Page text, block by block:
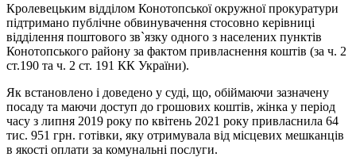
Кролевецьким відділом Конотопської окружної прокуратури
підтримано публічне обвинувачення стосовно керівниці
відділення поштового зв`язку одного з населених пунктів
Конотопського району за фактом привласнення коштів (за ч. 2
ст.190 та ч. 2 ст. 191 КК України).
Як встановлено і доведено у суді, що, обіймаючи зазначену
посаду та маючи доступ до грошових коштів, жінка у період
часу з липня 2019 року по квітень 2021 року привласнила 64
тис. 951 грн. готівки, яку отримувала від місцевих мешканців
в якості оплати за комунальні послуги.